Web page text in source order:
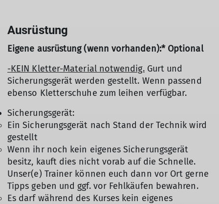
Ausrüstung
Eigene ausrüstung (wenn vorhanden):* Optional
-KEIN Kletter-Material notwendig.Gurt und
Sicherungsgerät werden gestellt. Wenn passend
ebenso Kletterschuhe zum leihen verfügbar.
Sicherungsgerät:
Ein Sicherungsgerät nach Stand der Technik wird
gestellt
Wenn ihr noch kein eigenes Sicherungsgerät
besitz, kauft dies nicht vorab auf die Schnelle.
Unser(e) Trainer können euch dann vor Ort gerne
Tipps geben und ggf. vor Fehlkäufen bewahren.
Es darf während des Kurses kein eigenes